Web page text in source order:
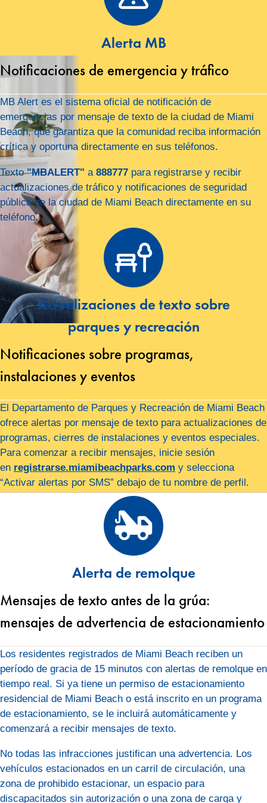
Alerta MB
Notificaciones de emergencia y tráfico
MB Alert es el sistema oficial de notificación de
emergencias por mensaje de texto de la ciudad de Miami
Beach, que garantiza que la comunidad reciba información
crítica y oportuna directamente en sus teléfonos.
Texto"MBALERT" a 888777 para registrarse y recibir
actualizaciones de tráfico y notificaciones de seguridad
pública de la ciudad de Miami Beach directamente en su
teléfono.
Actualizaciones de texto sobre
parques y recreación
Notificaciones sobre programas,
instalaciones y eventos
El Departamento de Parques y Recreación de Miami Beach
ofrece alertas por mensaje de texto para actualizaciones de
programas, cierres de instalaciones y eventos especiales.
Para comenzar a recibir mensajes, inicie sesión
en registrarse.miamibeachparks.com y selecciona
“Activar alertas por SMS” debajo de tu nombre de perfil.
Alerta de remolque
Mensajes de texto antes de la grúa:
mensajes de advertencia de estacionamiento
Los residentes registrados de Miami Beach reciben un
período de gracia de 15 minutos con alertas de remolque en
tiempo real. Si ya tiene un permiso de estacionamiento
residencial de Miami Beach o está inscrito en un programa
de estacionamiento, se le incluirá automáticamente y
comenzará a recibir mensajes de texto.
No todas las infracciones justifican una advertencia. Los
vehículos estacionados en un carril de circulación, una
zona de prohibido estacionar, un espacio para
discapacitados sin autorización o una zona de carga y